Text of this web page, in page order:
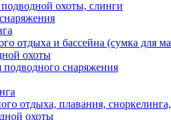
охоты, слинги
отдыха и бассейна (сумка для
охоты
снаряжения
отдыха, плавания,
охоты